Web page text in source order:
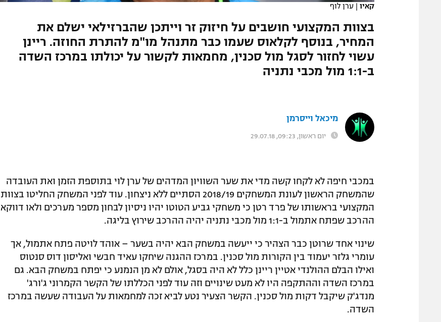
המגזיןקאיו | ערן לוף
בצוות המקצועי חושבים על חיזוק זר וייתכן שהברזילאי ישלם את
המחיר, בנוסף לקלאוס שעמו כבר מתנהל מו"מ להתרת החוזה. ריינן
עשוי לחזור לסגל מול סכנין, מחמאות לקשור על יכולתו במרכז השדה
ב-1:1 מול מכבי נתניה
מיכאל וייסרמן
יום ראשון, 09:23, 29.07.18
במכבי חיפה לא לקחו קשה מדי את שער השוויון המדהים של ערן לוי בתוספת הזמן ואת העובדה
שהמשחק הראשון לעונת המשחקים 2018/19 הסתיים ללא ניצחון. עוד לפני המשחק החליטו בצוות
המקצועי בראשותו של פרד רטן כי משחקי גביע הטוטו יהיו ניסיון לבחון מספר מערכים ולאו דווקא
ההרכב שפתח אתמול ב-1:1 מול מכבי נתניה יהיה ההרכב שירוץ בליגה.
שינוי אחד שרוטן כבר הצהיר כי ייעשה במשחק הבא יהיה בשער – אוהד לויטה פתח אתמול, אך
עומרי גלזר יעמוד בין הקורות מול סכנין. במרכז ההגנה שיחקו עאיד חבשי ואליסון דוס סנטוס
ואילו הבלם ההולנדי אטיין ריינן כלל לא היה בסגל, אולם לא מן הנמנע כי יפתח במשחק הבא. גם
במרכז השדה וההתקפה היו לא מעט שינויים וזה עוד לפני הכללתו של הקשר הקמרוני ג'ורג'
מנדג'ק שיקבל דקות מול סכנין. הקשר הצעיר נטע לביא זכה למחמאות על העבודה שעשה במרכז
השדה.